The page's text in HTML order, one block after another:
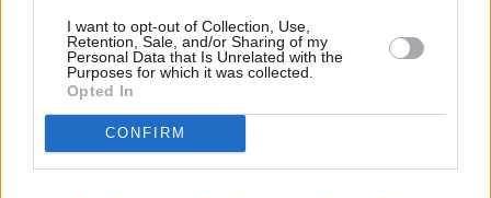
I want to opt-out of Collection, Use,
Retention, Sale, and/or Sharing of my
Personal Data that Is Unrelated with the
Purposes for which it was collected.
Opted In
CONFIRM
παιδιών σχολικής ηλικίας, καθώς και τη δημιουργία
έντυπου ενημερωτικού υλικού.
Για τη Eurolife FFH αξία έχει να βρίσκεται δίπλα στις
οικογένειες στην Ελλάδα, με πρωτοβουλίες που
έχουν ουσιαστικό αντίκτυπο στις ζωές των παιδιών.